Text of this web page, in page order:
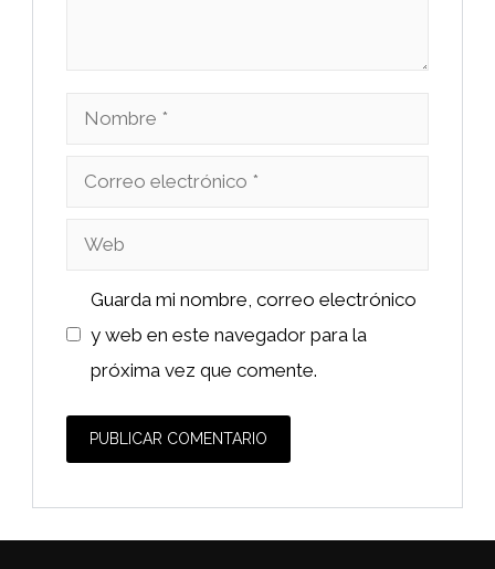
Nombre
Correo
Web
Guarda mi nombre, correo electrónico
y web en este navegador para la
próxima vez que comente.